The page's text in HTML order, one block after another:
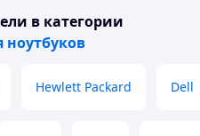
в категории
ноутбуков
Hewlett Packard Dell